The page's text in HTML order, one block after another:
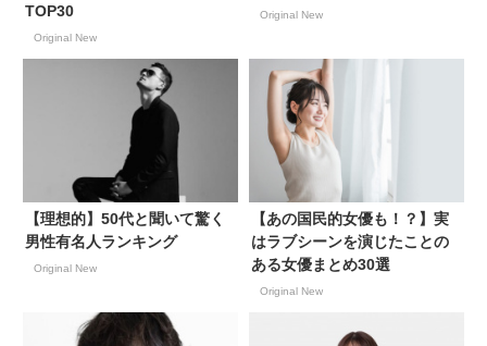
TOP30
Original New
Original New
【理想的】50代と聞いて驚く
男性有名人ランキング
Original New
【あの国民的女優も！？】実
はラブシーンを演じたことの
ある女優まとめ30選
Original New